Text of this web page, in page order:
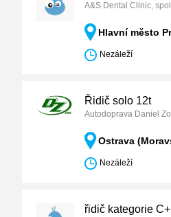
A&S Dental Clinic,
Hlavní město
Nezáleží
Řidič solo 12t
Autodoprava Daniel
Ostrava
Nezáleží
řidič kategorie